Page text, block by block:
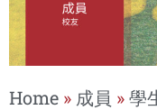
Home » 成員 »學